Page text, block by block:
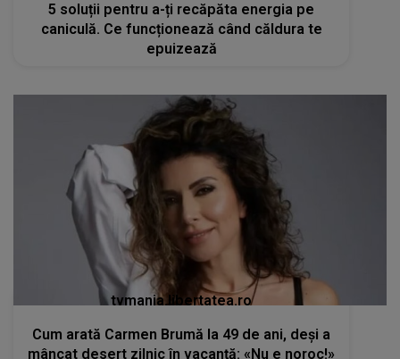
5 soluții pentru a-ți recăpăta energia pe
caniculă. Ce funcționează când căldura te
epuizează
tvmania.libertatea.ro
Cum arată Carmen Brumă la 49 de ani, deși a
mâncat desert zilnic în vacanță: «Nu e noroc!»